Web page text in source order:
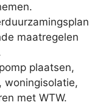
maatregelen
plaatsen,
woningisolatie,
met WTW.